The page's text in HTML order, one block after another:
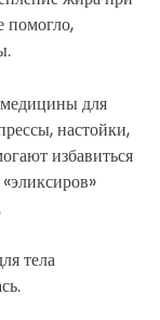
для
настойки,
избавиться
тела